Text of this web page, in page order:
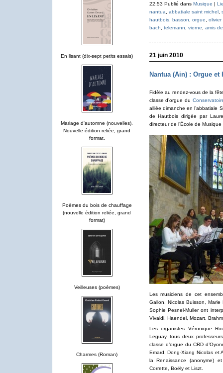
En lisant (dix-sept petits essais)
Mariage d'automne (nouvelles).
Nouvelle édition reliée, grand
format.
Poèmes du bois de chauffage
(nouvelle édition reliée, grand
format)
Veilleuses (poèmes)
Charmes (Roman)
22:53 Publié dans Musique |
nantua
abbatiale saint michel,
hautbois, basson orgue
olivier
bach
telemann vierne amis
21 juin 2010
Nantua (Ain) : Orgue
Fidèle au rendez-vous de la
classe d’orgue du
alliée dimanche en l’abbatiale
de Hautbois dirigée par
directeur de l’École de
Les musiciens de cet
Gallon, Nicolas Buisson,
Sophie Pesnel-Muller ont
Vivaldi, Haendel, Mozart,
Les organistes Véronique
Leguay, tous deux
classe d’orgue du CRD
Emard, Dong-Xiang Nicolas et
la Renaissance (anonyme)
Corrette, Boëly et Liszt.